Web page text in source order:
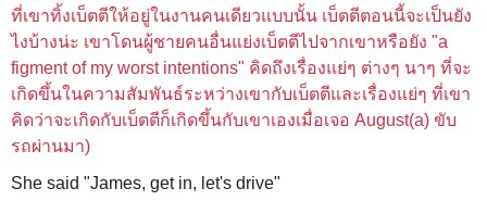
ที่เขาทิ้งเบ็ตตีให้อยู่ในงานคนเดียวแบบนั้น เบ็ตตีตอนนี้จะเป็นยัง
ไงบ้างน่ะ เขาโดนผู้ชายคนอื่นแย่งเบ็ตตีไปจากเขาหรือยัง "a
figment of my worst intentions" คิดถึงเรื่องแย่ๆ ต่างๆ นาๆ ที่จะ
เกิดขึ้นในความสัมพันธ์ระหว่างเขากับเบ็ตตีและเรื่องแย่ๆ ที่เขา
คิดว่าจะเกิดกับเบ็ตตีก็เกิดขึ้นกับเขาเองเมื่อเจอ August(a) ขับ
รถผ่านมา)
She said "James, get in, let's drive"